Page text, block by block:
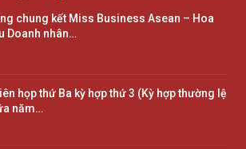
chung kết Miss Business Asean – Hoa
Doanh nhân…
họp thứ Ba kỳ hợp thứ 3 (Kỳ hợp thường lệ
năm…